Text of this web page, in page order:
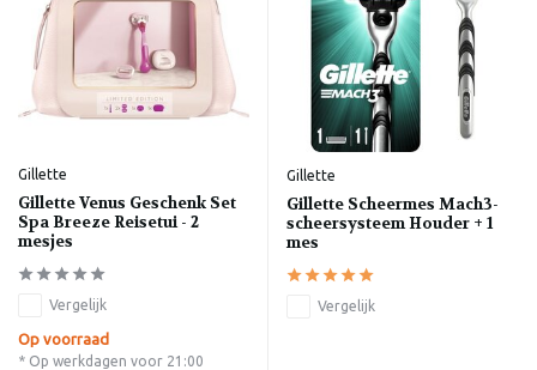
Gillette
Gillette Venus Geschenk Set
Spa Breeze Reisetui - 2
mesjes
Vergelijk
Op voorraad
* Op werkdagen voor 21:00
Gillette
Gillette Scheermes Mach3-
scheersysteem Houder + 1
mes
Vergelijk